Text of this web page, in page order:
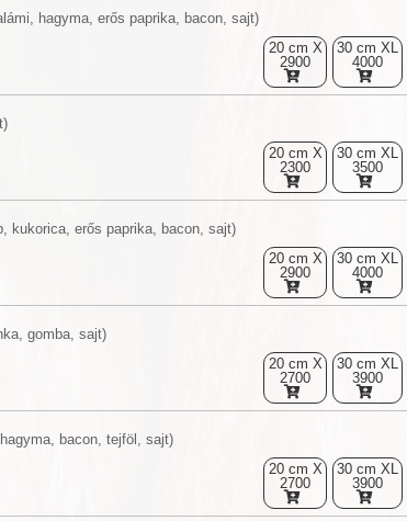
hagyma, erős paprika, bacon, sajt)
20 cm X
2900
30 cm XL
4000
20 cm X
2300
30 cm XL
3500
kukorica, erős paprika, bacon, sajt)
20 cm X
2900
30 cm XL
4000
gomba, sajt)
20 cm X
2700
30 cm XL
3900
bacon, tejföl, sajt)
20 cm X
2700
30 cm XL
3900